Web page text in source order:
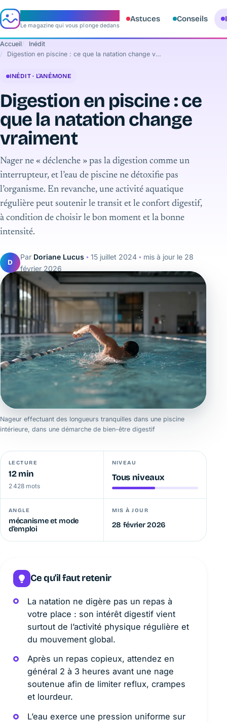
Le magazine qui vous plonge dedans
Astuces Conseils
Accueil
Inédit
Digestion en piscine : ce que la natation change vraiment
INÉDIT · L'ANÉMONE
Digestion en piscine : ce
que la natation change
vraiment
Nager ne « déclenche » pas la digestion comme un
interrupteur, et l’eau de piscine ne détoxifie pas
l’organisme. En revanche, une activité aquatique
régulière peut soutenir le transit et le confort digestif,
à condition de choisir le bon moment et la bonne
intensité.
D
Par Doriane Lucus ◦ 15 juillet 2024 ◦ mis à jour le 28
février 2026
Nageur effectuant des longueurs tranquilles dans une piscine
intérieure, dans une démarche de bien-être digestif
LECTURE
12 min
2 428 mots
NIVEAU
Tous niveaux
ANGLE
mécanisme et mode
d’emploi
MIS À JOUR
28 février 2026
Ce qu'il faut retenir
La natation ne digère pas un repas à
votre place : son intérêt digestif vient
surtout de l’activité physique régulière et
du mouvement global.
Après un repas copieux, attendez en
général 2 à 3 heures avant une nage
soutenue afin de limiter reflux, crampes
et lourdeur.
L’eau exerce une pression uniforme sur